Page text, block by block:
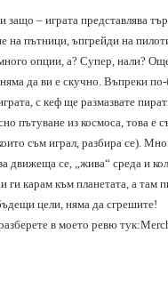
– играта представлява
на пътници, ъпгрейди на
опции, а? Супер, нали?
да ви е скучно. Въпреки
с кеф ще размазвате
пътуване из космоса, това е
съм играл, разбира се).
движеща се, „жива“ среда и
карам към планетата, а там
цели, няма да сгрешите!
в моето ревю тук: